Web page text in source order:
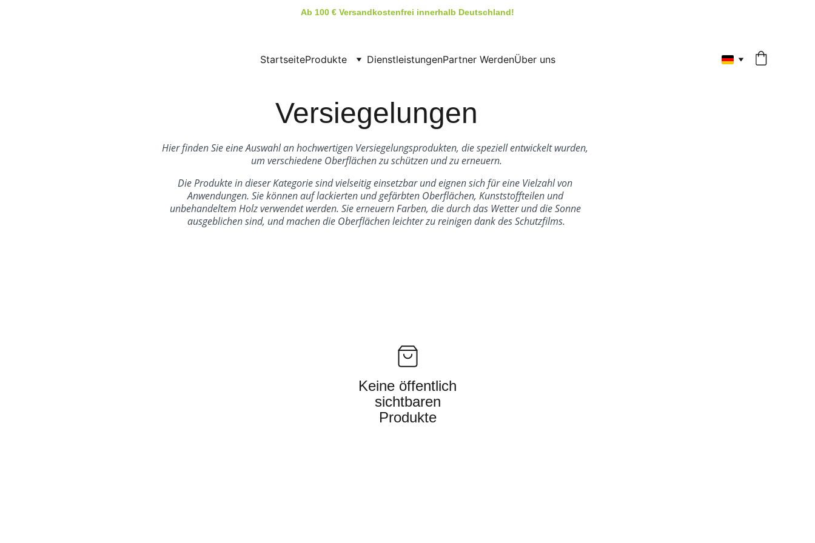
Ab 100 € Versandkostenfrei innerhalb Deutschland!
StartseiteProdukte DienstleistungenPartner WerdenÜber uns
Versiegelungen
Hier finden Sie eine Auswahl an hochwertigen Versiegelungsprodukten, die speziell entwickelt wurden,
um verschiedene Oberflächen zu schützen und zu erneuern.
Die Produkte in dieser Kategorie sind vielseitig einsetzbar und eignen sich für eine Vielzahl von
Anwendungen. Sie können auf lackierten und gefärbten Oberflächen, Kunststoffteilen und
unbehandeltem Holz verwendet werden. Sie erneuern Farben, die durch das Wetter und die Sonne
ausgeblichen sind, und machen die Oberflächen leichter zu reinigen dank des Schutzfilms.
Keine öffentlich
sichtbaren
Produkte